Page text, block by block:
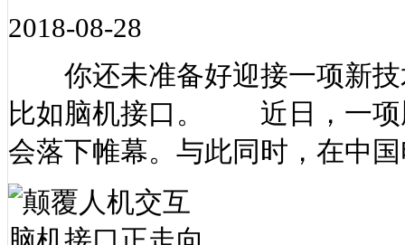
2018-08-28
你还未准备好迎接一项新技
比如脑机接口。 近日，一项
会落下帷幕。与此同时，在中